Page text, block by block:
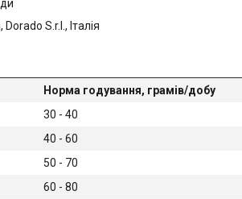
Dorado S.r.l., Італія
Норма годування, грамів/добу
30 - 40
40 - 60
50 - 70
60 - 80